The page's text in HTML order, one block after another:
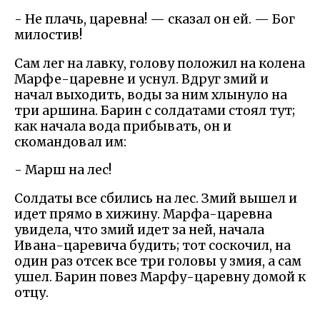
- Не плачь, царевна! — сказал он ей. — Бог
милостив!
Сам лег на лавку, голову положил на колена
Марфе-царевне и уснул. Вдруг змий и
начал выходить, воды за ним хлынуло на
три аршина. Барин с солдатами стоял тут;
как начала вода прибывать, он и
скомандовал им:
- Марш на лес!
Солдаты все сбились на лес. Змий вышел и
идет прямо в хижину. Марфа-царевна
увидела, что змий идет за ней, начала
Ивана-царевича будить; тот соскочил, на
один раз отсек все три головы у змия, а сам
ушел. Барин повез Марфу-царевну домой к
отцу.